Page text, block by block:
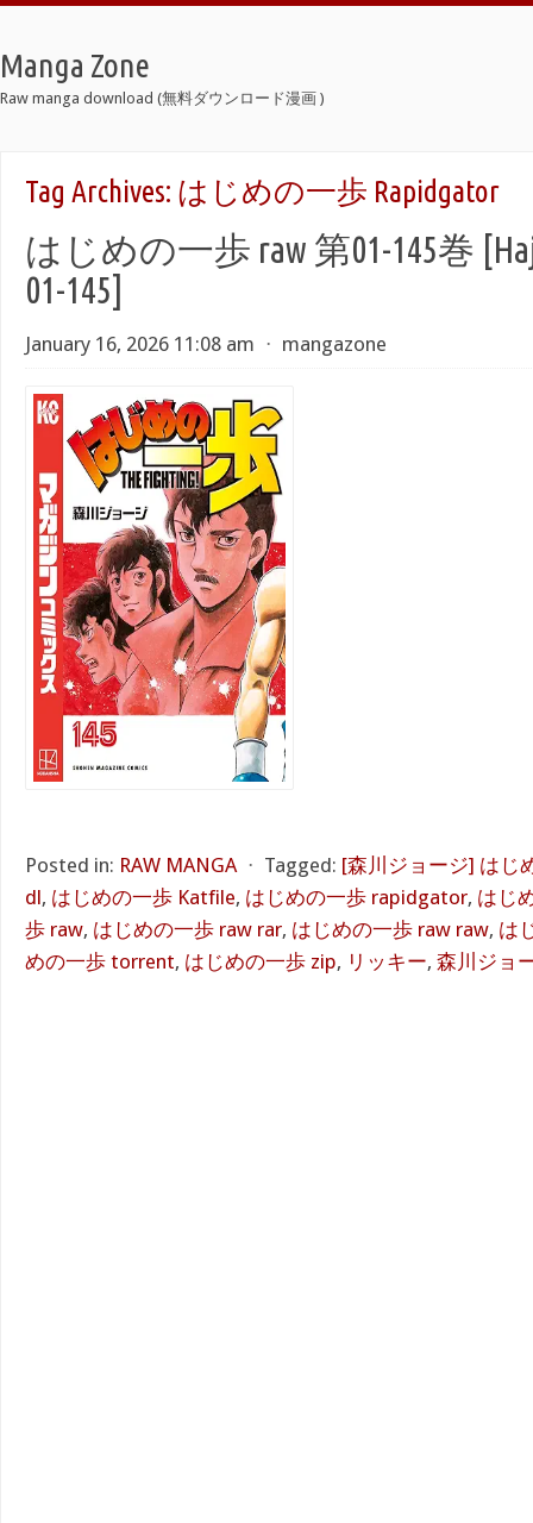
Manga Zone
Raw manga download (無料ダウンロード漫画 )
Tag Archives: はじめの一歩 Rapidgator
はじめの一歩 raw 第01-145巻
01-145]
January 16, 2026 11:08 am ⋅ mangazone
Posted in: RAW MANGA ⋅ Tagged: [森川ジョージ] はじ
dl, はじめの一歩 Katfile, はじめの一歩 rapidgator, はじ
歩 raw, はじめの一歩 raw rar, はじめの一歩 raw raw, は
めの一歩 torrent, はじめの一歩 zip, リッキー, 森川ジョ